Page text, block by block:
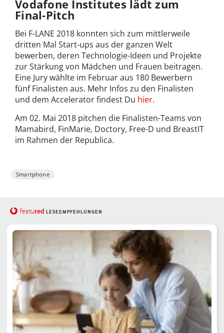
Vodafone Institutes lädt zum
Final-Pitch
Bei F-LANE 2018 konnten sich zum mittlerweile
dritten Mal Start-ups aus der ganzen Welt
bewerben, deren Technologie-Ideen und Projekte
zur Stärkung von Mädchen und Frauen beitragen.
Eine Jury wählte im Februar aus 180 Bewerbern
fünf Finalisten aus. Mehr Infos zu den Finalisten
und dem Accelerator findest Du hier.
Am 02. Mai 2018 pitchen die Finalisten-Teams von
Mamabird, FinMarie, Doctory, Free-D und BreastIT
im Rahmen der Republica.
Smartphone
featured LESEEMPFEHLUNGEN